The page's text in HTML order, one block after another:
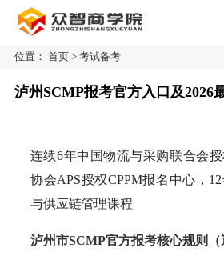
位置： 首页> 考试备考
泸州SCMP报考官方入口及2026
连续6年中国物流与采购联合会
协会APS授权CPPM报名中心，
与供应链管理课程
泸州市SCMP官方报考核心规则（